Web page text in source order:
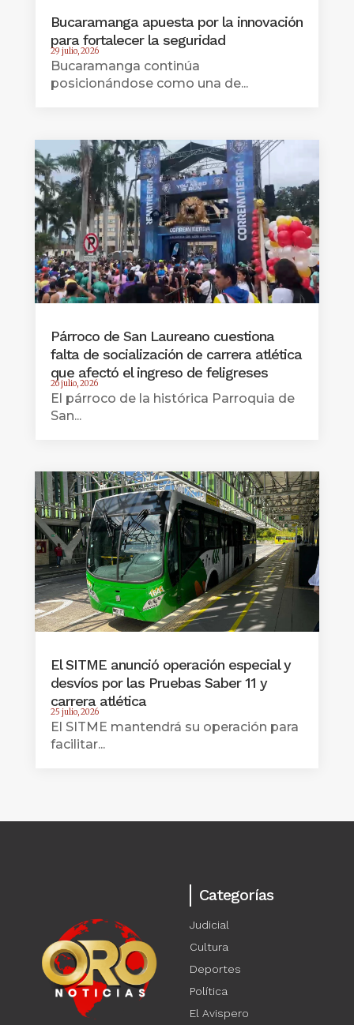
Bucaramanga apuesta por la innovación
para fortalecer la seguridad
29 julio, 2026
Bucaramanga continúa
posicionándose como una de...
Párroco de San Laureano cuestiona
falta de socialización de carrera atlética
que afectó el ingreso de feligreses
26 julio, 2026
El párroco de la histórica Parroquia de
San...
El SITME anunció operación especial y
desvíos por las Pruebas Saber 11 y
carrera atlética
25 julio, 2026
El SITME mantendrá su operación para
facilitar...
Categorías
Judicial
Cultura
Deportes
Política
El Avispero